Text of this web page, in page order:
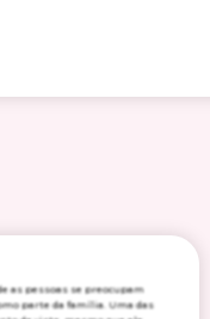
as pessoas se preocupam
parte da família. Uma das